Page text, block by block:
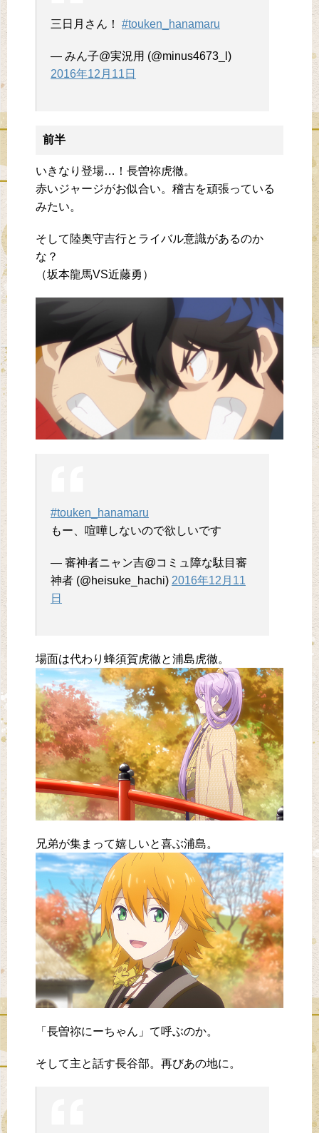
三日月さん！ #touken_hanamaru
— みん子@実況用 (@minus4673_l)
2016年12月11日
前半
いきなり登場…！長曽祢虎徹。
赤いジャージがお似合い。稽古を頑張っている
みたい。
そして陸奥守吉行とライバル意識があるのか
な？
（坂本龍馬VS近藤勇）
#touken_hanamaru
もー、喧嘩しないので欲しいです
— 審神者ニャン吉@コミュ障な駄目審
神者 (@heisuke_hachi) 2016年12月11
日
場面は代わり蜂須賀虎徹と浦島虎徹。
兄弟が集まって嬉しいと喜ぶ浦島。
「長曽祢にーちゃん」て呼ぶのか。
そして主と話す長谷部。再びあの地に。